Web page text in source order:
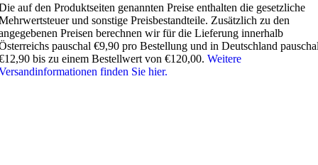
auf den Produktseiten genannten Preise enthalten die gesetzliche
und sonstige Preisbestandteile. Zusätzlich zu den
Preisen berechnen wir für die Lieferung innerhalb
pauschal €9,90 pro Bestellung und in Deutschland
bis zu einem Bestellwert von €120,00. Weitere
finden Sie hier.